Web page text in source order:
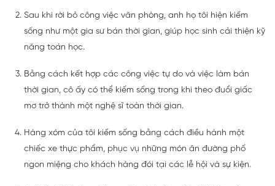
Sau khi rời bỏ công việc văn phòng, anh họ tôi hiện kiếm
sống như một gia sư bán thời gian, giúp học sinh cải thiện kỹ
năng toán học.
Bằng cách kết hợp các công việc tự do và việc làm bán
thời gian, cô ấy có thể kiếm sống trong khi theo đuổi giấc
mơ trở thành một nghệ sĩ toàn thời gian.
Hàng xóm của tôi kiếm sống bằng cách điều hành một
chiếc xe thực phẩm, phục vụ những món ăn đường phố
ngon miệng cho khách hàng đói tại các lễ hội và sự kiện.